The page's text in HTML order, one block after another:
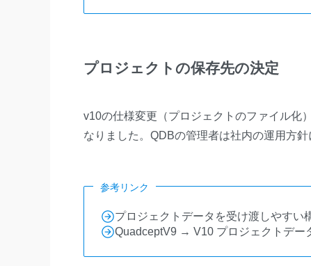
プロジェクトの保存先の決定
v10の仕様変更（プロジェクトのファイル化
なりました。QDBの管理者は社内の運用方
参考リンク
プロジェクトデータを受け渡しやすい
QuadceptV9 → V10 プロジェクトデー